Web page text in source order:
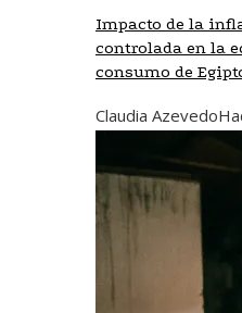
Impacto de la
controlada en la
consumo de
Claudia Azevedo